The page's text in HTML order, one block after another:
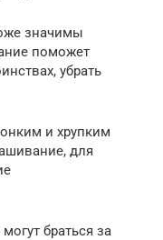
значимы
поможет
убрать
и хрупким
для
браться за